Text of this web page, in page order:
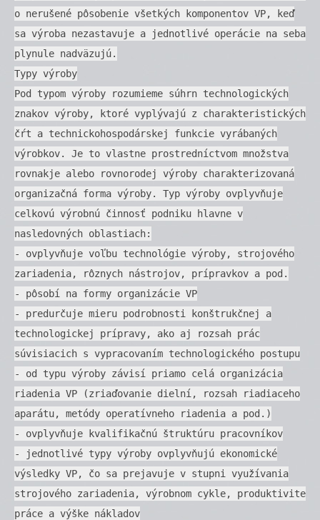
o nerušené pôsobenie všetkých komponentov VP, keď
sa výroba nezastavuje a jednotlivé operácie na seba
plynule nadväzujú.
Typy výroby
Pod typom výroby rozumieme súhrn technologických
znakov výroby, ktoré vyplývajú z charakteristických
čŕt a technickohospodárskej funkcie vyrábaných
výrobkov. Je to vlastne prostredníctvom množstva
rovnakje alebo rovnorodej výroby charakterizovaná
organizačná forma výroby. Typ výroby ovplyvňuje
celkovú výrobnú činnosť podniku hlavne v
nasledovných oblastiach:
- ovplyvňuje voľbu technológie výroby, strojového
zariadenia, rôznych nástrojov, prípravkov a pod.
- pôsobí na formy organizácie VP
- predurčuje mieru podrobnosti konštrukčnej a
technologickej prípravy, ako aj rozsah prác
súvisiacich s vypracovaním technologického postupu
- od typu výroby závisí priamo celá organizácia
riadenia VP (zriaďovanie dielní, rozsah riadiaceho
aparátu, metódy operatívneho riadenia a pod.)
- ovplyvňuje kvalifikačnú štruktúru pracovníkov
- jednotlivé typy výroby ovplyvňujú ekonomické
výsledky VP, čo sa prejavuje v stupni využívania
strojového zariadenia, výrobnom cykle, produktivite
práce a výške nákladov